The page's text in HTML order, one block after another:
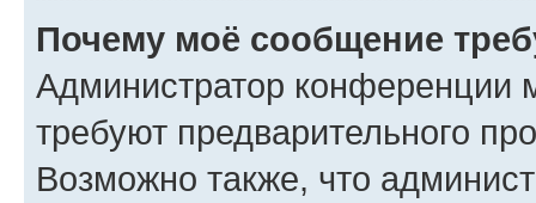
Почему моё сообщение
Администратор конференции
требуют предварительного
Возможно также, что